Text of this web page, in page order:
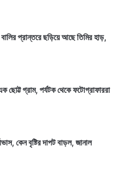
প্রান্তরে ছড়িয়ে আছে তিমির হাড়,
ছোট্ট গ্রাম, পর্যটক থেকে ফটোগ্রাফাররা
কেন বৃষ্টির দাপট বাড়ল, জানাল